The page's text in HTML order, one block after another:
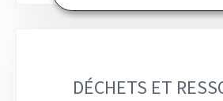
DÉCHETS ET